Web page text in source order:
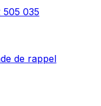
505 035
de rappel